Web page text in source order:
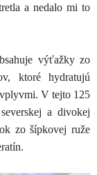
a nedalo mi to
výťažky zo
ktoré hydratujú
V tejto 125
a divokej
zo šípkovej ruže